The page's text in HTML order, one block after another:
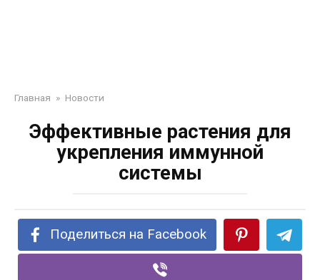
Главная » Новости
Эффективные растения для
укрепления иммунной
системы
Поделиться на Facebook